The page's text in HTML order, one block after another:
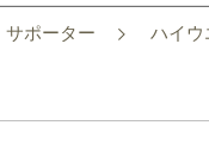
サポーター ハイウ